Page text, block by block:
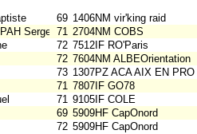
69 1406NM vir'king raid
Serge 71 2704NM COBS
72 7512IF RO'Paris
72 7604NM ALBEOrientation
73 1307PZ ACA AIX EN PROV
71 7807IF GO78
71 9105IF COLE
69 5909HF CapOnord
72 5909HF CapOnord